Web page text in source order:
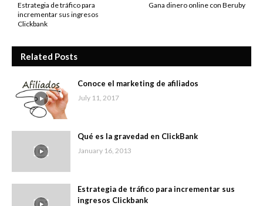
Gana dinero online con Beruby
Estrategia de tráfico para
incrementar sus ingresos
Clickbank
Related Posts
Conoce el marketing de afiliados
July 11, 2017
Qué es la gravedad en ClickBank
January 16, 2013
Estrategia de tráfico para incrementar sus
ingresos Clickbank